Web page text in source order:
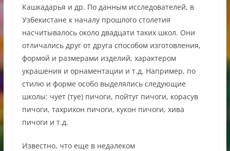
Кашкадарья и др. По данным исследователей, в
Узбекистане к началу прошлого столетия
насчитывалось около двадцати таких школ. Они
отличались друг от друга способом изготовления,
формой и размерами изделий, характером
украшения и орнаментации и т.д. Например, по
стилю и форме особо выделялись следующие
школы: чует (туе) пичоги, пойтуг пичоги, корасув
пичоги, тахрихон пичоги, кукон пичоги, хива
пичоги и т.д.
Известно, что еще в недалеком